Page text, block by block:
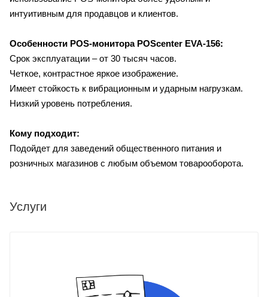
интуитивным для продавцов и клиентов.
Особенности POS-монитора POScenter EVA-156:
Срок эксплуатации – от 30 тысяч часов.
Четкое, контрастное яркое изображение.
Имеет стойкость к вибрационным и ударным нагрузкам.
Низкий уровень потребления.
Кому подходит:
Подойдет для заведений общественного питания и
розничных магазинов с любым объемом товарооборота.
Услуги